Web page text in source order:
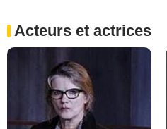
Acteurs et actrices